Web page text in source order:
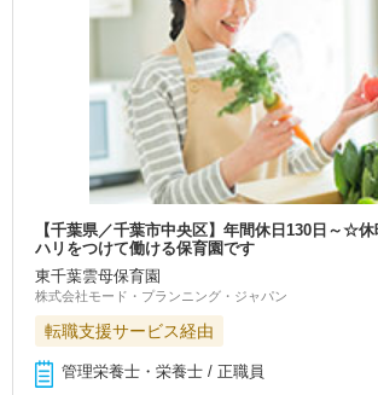
【千葉県／千葉市中央区】年間休日130日～☆
ハリをつけて働ける保育園です
東千葉雲母保育園
株式会社モード・プランニング・ジャパン
転職支援サービス経由
管理栄養士・栄養士 / 正職員